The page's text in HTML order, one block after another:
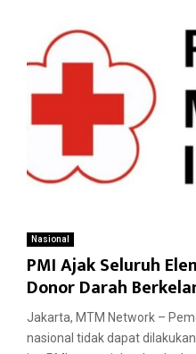
Nasional
PMI Ajak Seluruh
Donor Darah
Jakarta, MTM Network –
nasional tidak dapat